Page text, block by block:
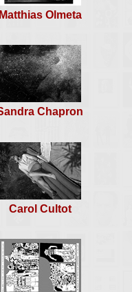
Matthias Olmeta
Chapron
Carol Cultot